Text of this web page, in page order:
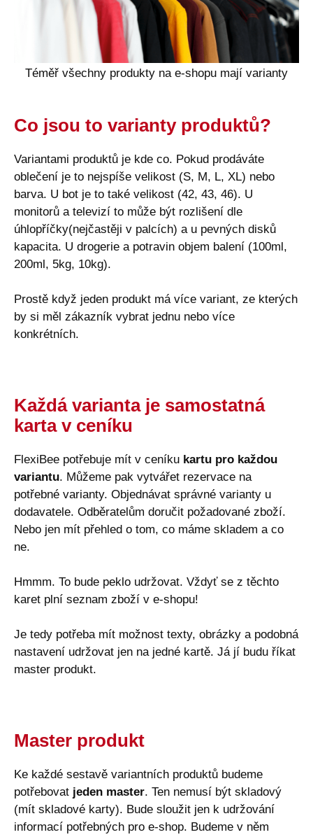
Téměř všechny produkty na e-shopu mají varianty
Co jsou to varianty produktů?
Variantami produktů je kde co. Pokud prodáváte
oblečení je to nejspíše velikost (S, M, L, XL) nebo
barva. U bot je to také velikost (42, 43, 46). U
monitorů a televizí to může být rozlišení dle
úhlopříčky(nejčastěji v palcích) a u pevných disků
kapacita. U drogerie a potravin objem balení (100ml,
200ml, 5kg, 10kg).
Prostě když jeden produkt má více variant, ze kterých
by si měl zákazník vybrat jednu nebo více
konkrétních.
Každá varianta je samostatná
karta v ceníku
FlexiBee potřebuje mít v ceníku kartu pro každou
variantu. Můžeme pak vytvářet rezervace na
potřebné varianty. Objednávat správné varianty u
dodavatele. Odběratelům doručit požadované zboží.
Nebo jen mít přehled o tom, co máme skladem a co
ne.
Hmmm. To bude peklo udržovat. Vždyť se z těchto
karet plní seznam zboží v e-shopu!
Je tedy potřeba mít možnost texty, obrázky a podobná
nastavení udržovat jen na jedné kartě. Já jí budu říkat
master produkt.
Master produkt
Ke každé sestavě variantních produktů budeme
potřebovat jeden master. Ten nemusí být skladový
(mít skladové karty). Bude sloužit jen k udržování
informací potřebných pro e-shop. Budeme v něm